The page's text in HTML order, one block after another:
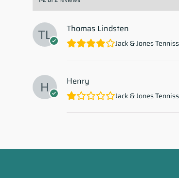
Thomas Lindsten
Jack & Jones
Henry
Jack & Jones